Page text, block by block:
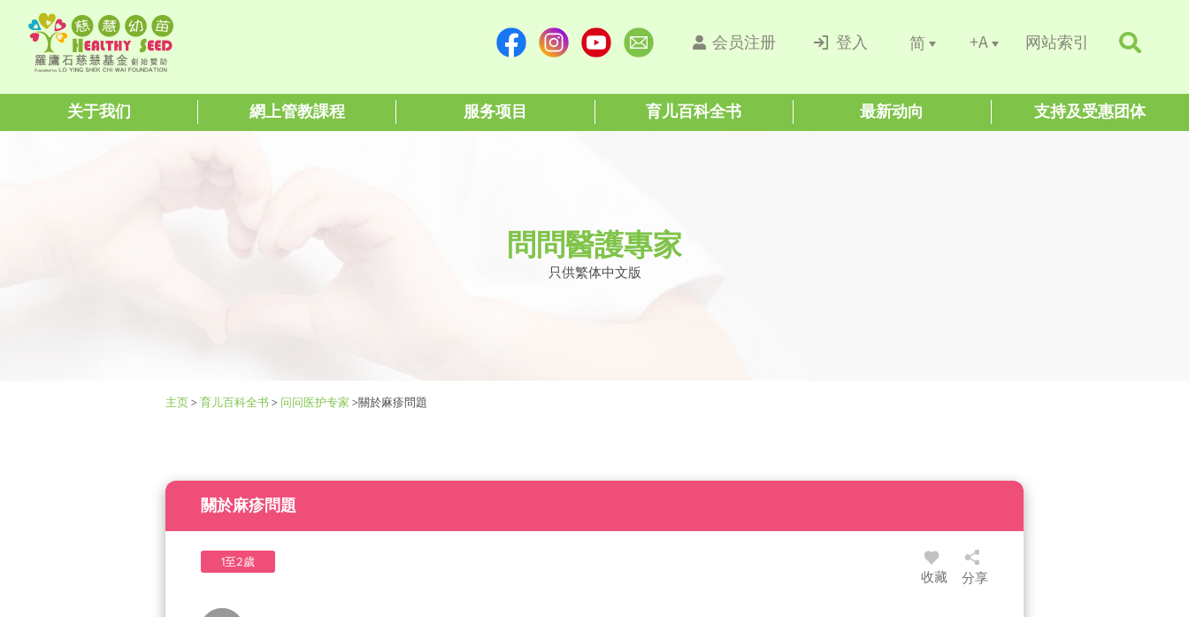
会员注册 登入 简 +A 网站索引
关于我们 網上管教課程 服务项目 育儿百科全书 最新动向 支持及受惠团体
問問醫護專家
只供繁体中文版
主页> 育儿百科全书 > 问问医护专家 >關於麻疹問題
關於麻疹問題
1至2歲
收藏 分享